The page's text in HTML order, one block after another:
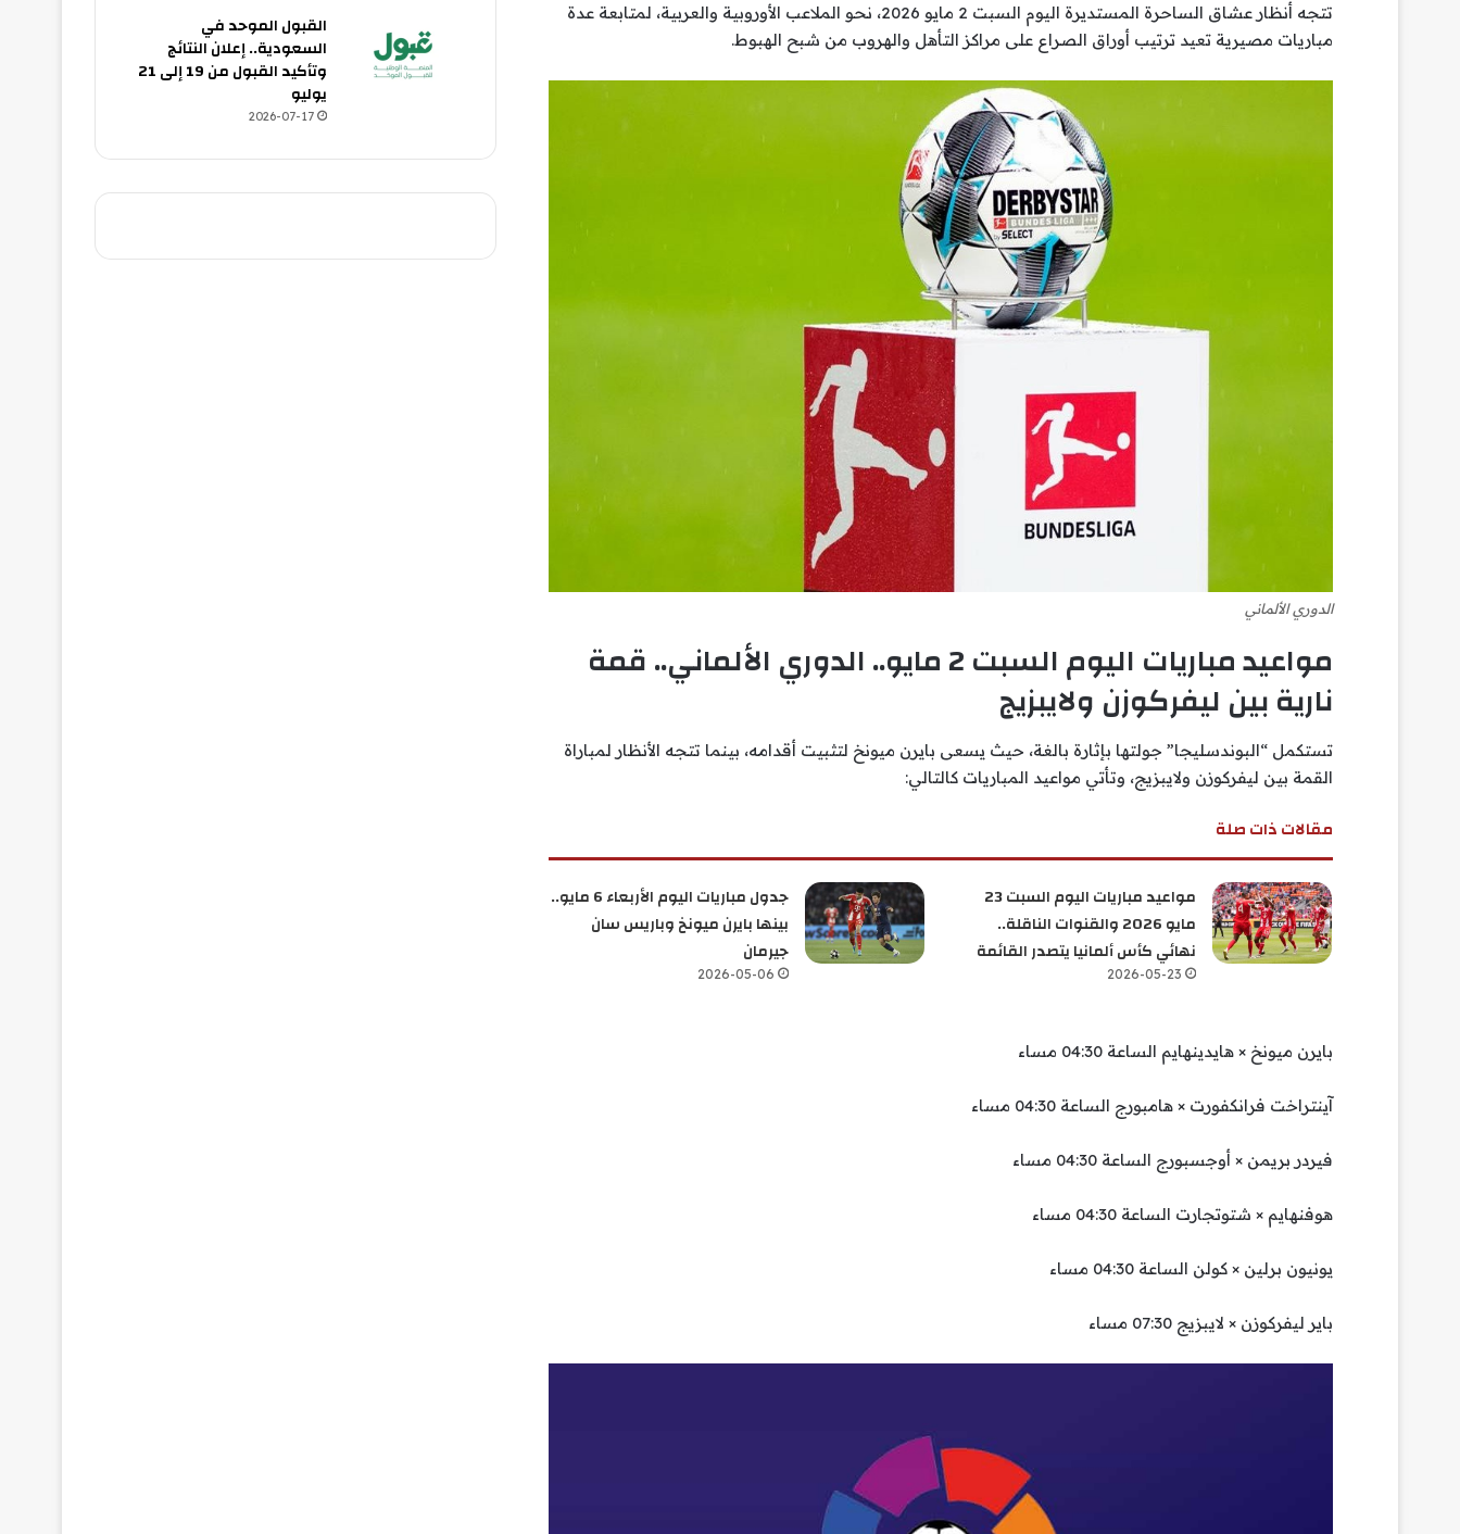
تتجه أنظار عشاق الساحرة المستديرة اليوم السبت 2 مايو 2026، نحو الملاعب الأوروبية والعربية، لمتابعة عدة
مباريات مصيرية تعيد ترتيب أوراق الصراع على مراكز التأهل والهروب من شبح الهبوط.
الدوري الألماني
مواعيد مباريات اليوم السبت 2 مايو.. الدوري الألماني.. قمة
نارية بين ليفركوزن ولايبزيج
تستكمل “البوندسليجا” جولتها بإثارة بالغة، حيث يسعى بايرن ميونخ لتثبيت أقدامه، بينما تتجه الأنظار لمباراة
القمة بين ليفركوزن ولايبزيج، وتأتي مواعيد المباريات كالتالي:
مقالات ذات صلة
مواعيد مباريات اليوم السبت 23
مايو 2026 والقنوات الناقلة..
نهائي كأس ألمانيا يتصدر القائمة
2026-05-23
جدول مباريات اليوم الأربعاء 6 مايو..
بينها بايرن ميونخ وباريس سان
جيرمان
2026-05-06
بايرن ميونخ × هايدينهايم الساعة 04:30 مساء
آينتراخت فرانكفورت × هامبورج الساعة 04:30 مساء
فيردر بريمن × أوجسبورج الساعة 04:30 مساء
هوفنهايم × شتوتجارت الساعة 04:30 مساء
يونيون برلين × كولن الساعة 04:30 مساء
باير ليفركوزن × لايبزيج 07:30 مساء
القبول الموحد في
السعودية.. إعلان النتائج
وتأكيد القبول من 19 إلى 21
يوليو
2026-07-17